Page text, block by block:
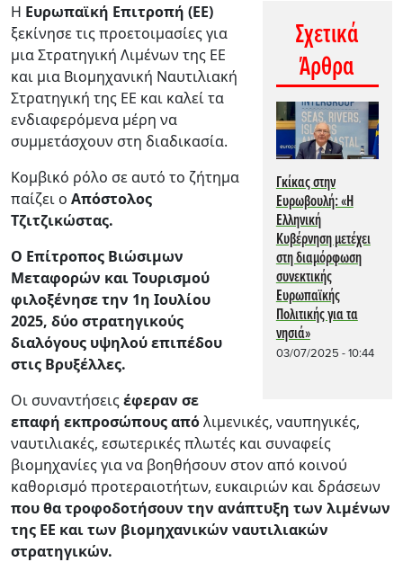
Σχετικά
Άρθρα
Γκίκας στην
Ευρωβουλή: «Η
Ελληνική
Κυβέρνηση μετέχει
στη διαμόρφωση
συνεκτικής
Ευρωπαϊκής
Πολιτικής για τα
νησιά»
03/07/2025 - 10:44
Η Ευρωπαϊκή Επιτροπή (ΕΕ)
ξεκίνησε τις προετοιμασίες για
μια Στρατηγική Λιμένων της ΕΕ
και μια Βιομηχανική Ναυτιλιακή
Στρατηγική της ΕΕ και καλεί τα
ενδιαφερόμενα μέρη να
συμμετάσχουν στη διαδικασία.
Κομβικό ρόλο σε αυτό το ζήτημα
παίζει ο Απόστολος
Τζιτζικώστας.
Ο Επίτροπος Βιώσιμων
Μεταφορών και Τουρισμού
φιλοξένησε την 1η Ιουλίου
2025, δύο στρατηγικούς
διαλόγους υψηλού επιπέδου
στις Βρυξέλλες.
Οι συναντήσειςέφεραν σε
επαφή εκπροσώπους απόλιμενικές, ναυπηγικές,
ναυτιλιακές, εσωτερικές πλωτές και συναφείς
βιομηχανίες για να βοηθήσουν στον από κοινού
καθορισμό προτεραιοτήτων, ευκαιριών και δράσεων
που θα τροφοδοτήσουν την ανάπτυξη των λιμένων
της ΕΕ και των βιομηχανικών ναυτιλιακών
στρατηγικών.